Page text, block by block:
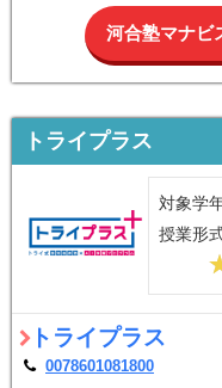
河合塾マナビ
トライプラス
対象学
授業形
トライプラス
0078601081800